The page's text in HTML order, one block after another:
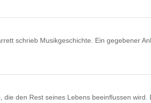
schrieb Musikgeschichte. Ein gegebener
den Rest seines Lebens beeinflussen wird.